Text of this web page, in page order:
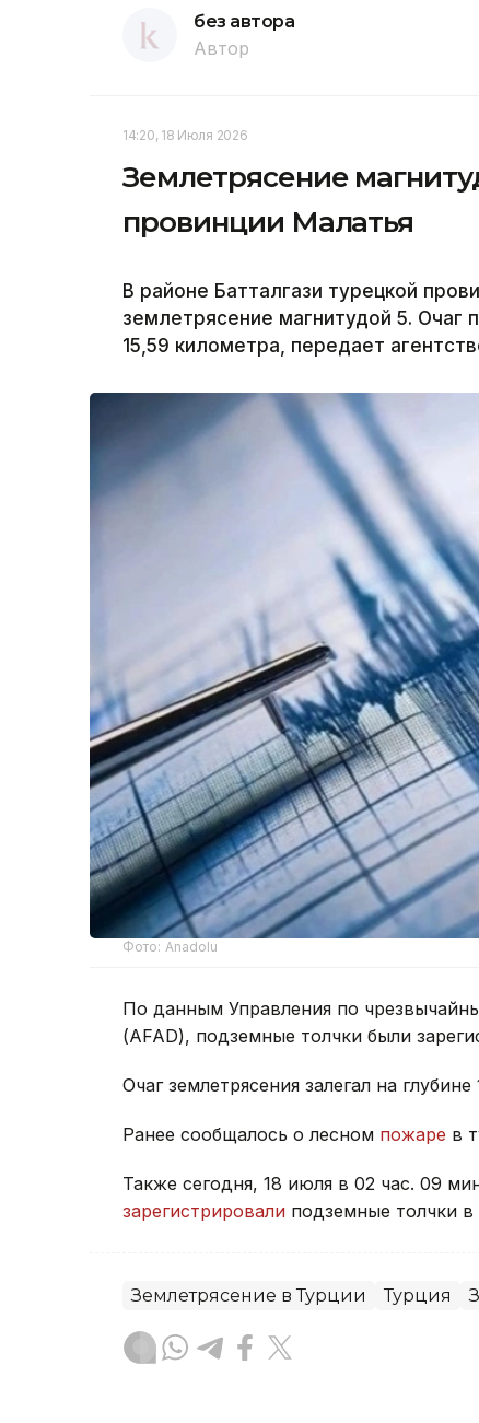
без автора
Автор
14:20, 18 Июля 2026
Землетрясение
провинции Малатья
В районе Батталгази турецкой
землетрясение магнитудой 5. Очаг
15,59 километра, передает
Фото: Anadolu
По данным Управления по
(AFAD), подземные толчки были
Очаг землетрясения залегал на
Ранее сообщалось о лесном пожаре в
Также сегодня, 18 июля в 02 час. 09
зарегистрировали подземные толчки в
Землетрясение в Турции Турция